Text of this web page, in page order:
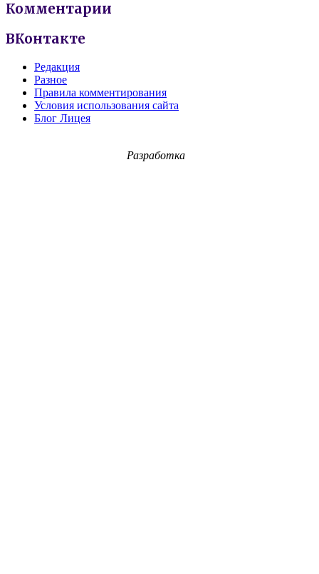
Комментарии
ВКонтакте
Редакция
Разное
Правила комментирования
Условия использования сайта
Блог Лицея
Разработка